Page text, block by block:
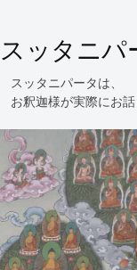
スッタニパ